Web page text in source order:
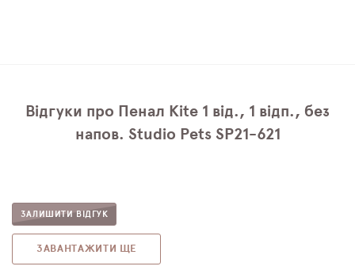
Відгуки про Пенал Kite 1 від., 1 відп., без
напов. Studio Pets SP21-621
ЗАЛИШИТИ ВІДГУК
ЗАВАНТАЖИТИ ЩЕ